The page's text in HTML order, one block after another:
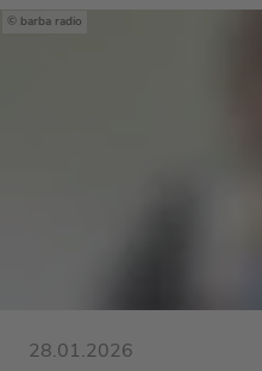
barba radio
28.01.2026